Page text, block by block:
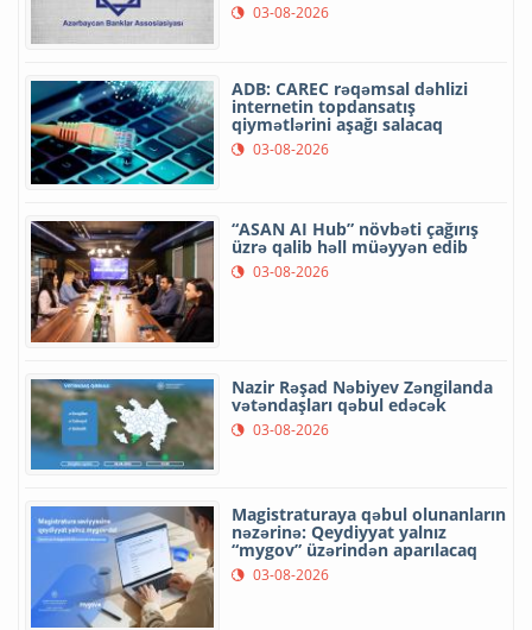
03-08-2026
ADB: CAREC rəqəmsal dəhlizi
internetin topdansatış
qiymətlərini aşağı salacaq
03-08-2026
“ASAN AI Hub” növbəti çağırış
üzrə qalib həll müəyyən edib
03-08-2026
Nazir Rəşad Nəbiyev Zəngilanda
vətəndaşları qəbul edəcək
03-08-2026
Magistraturaya qəbul olunanların
nəzərinə: Qeydiyyat yalnız
“mygov” üzərindən aparılacaq
03-08-2026